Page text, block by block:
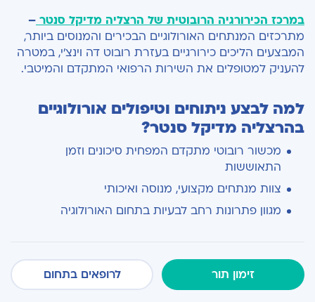
במרכז הכירורגיה הרובוטית של הרצליה מדיקל סנטר –
מתרכזים המנתחים האורולוגיים הבכירים והמנוסים ביותר,
המבצעים הליכים כירורגיים בעזרת רובוט דה וינצ'י, במטרה
להעניק למטופלים את השירות הרפואי המתקדם והמיטבי.
למה לבצע ניתוחים וטיפולים אורולוגיים
בהרצליה מדיקל סנטר?
מכשור רובוטי מתקדם המפחית סיכונים וזמן
התאוששות
צוות מנתחים מקצועי, מנוסה ואיכותי
מגוון פתרונות רחב לבעיות בתחום האורולוגיה
זימון תור לרופאים בתחום